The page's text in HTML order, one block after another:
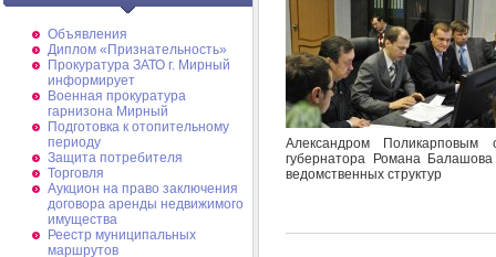
Объявления
Диплом «Признательность»
Прокуратура ЗАТО г. Мирный
информирует
Военная прокуратура
гарнизона Мирный
Подготовка к отопительному
периоду
Защита потребителя
Торговля
Аукцион на право заключения
договора аренды недвижимого
имущества
Реестр муниципальных
маршрутов
Александром Поликарповым
губернатора Романа
ведомственных структур